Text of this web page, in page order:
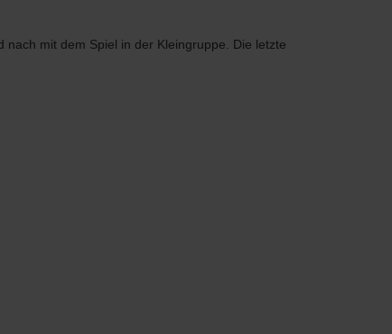
mit dem Spiel in der Kleingruppe. Die letzte